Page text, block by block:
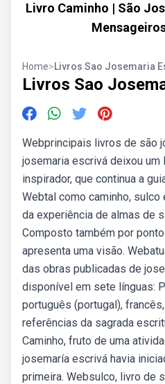
Livro Caminho | São
Home>Livros Sao Josemaria
Livros Sao
Webprincipais livros de são
josemaria escrivá deixou
inspirador, que continua a
Webtal como caminho,
da experiência de almas de
Composto também por
apresenta uma visão.
das obras publicadas de
disponível em sete línguas:
português (portugal),
referências da sagrada
Caminho, fruto de uma
josemaría escrivá havia
primeira. Websulco, livro de